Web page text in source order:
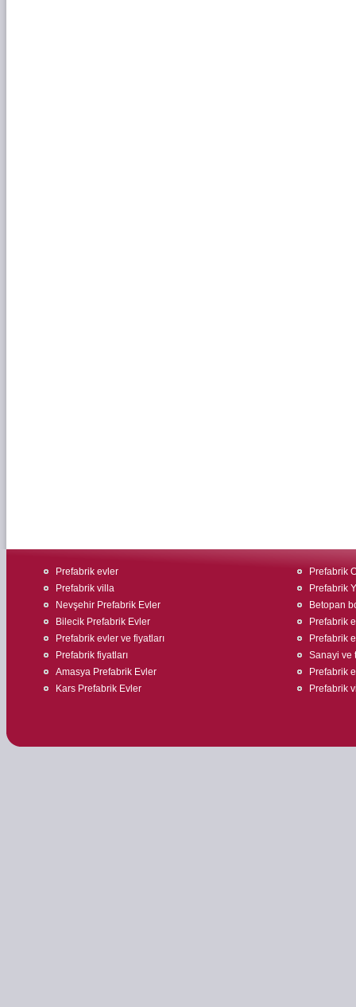
Prefabrik evler
Prefabrik villa
Nevşehir Prefabrik Evler
Bilecik Prefabrik Evler
Prefabrik evler ve fiyatları
Prefabrik fiyatları
Amasya Prefabrik Evler
Kars Prefabrik Evler
Prefabrik
Prefabrik
Betopan
Prefabrik
Prefabrik
Sanayi ve
Prefabrik
Prefabrik